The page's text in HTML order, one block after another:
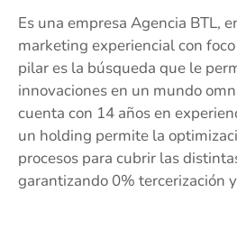
Es una empresa Agencia BTL,
marketing experiencial con
pilar es la búsqueda que le
innovaciones en un mundo
cuenta con 14 años en
un holding permite la
procesos para cubrir las
garantizando 0% tercerización